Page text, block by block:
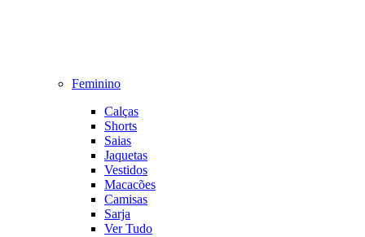
Feminino
Calças
Shorts
Saias
Jaquetas
Vestidos
Macacões
Camisas
Sarja
Ver Tudo